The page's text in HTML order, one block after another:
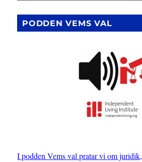
PODDEN VEMS VAL
I podden Vems val pratar vi om